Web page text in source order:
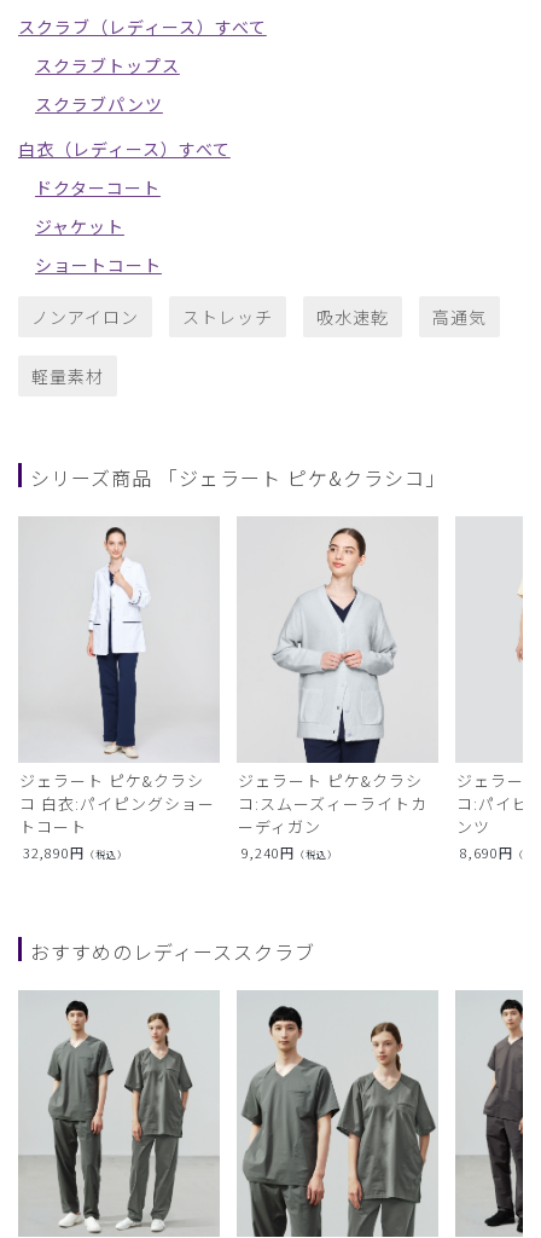
スクラブ（レディース）すべて
スクラブトップス
スクラブパンツ
白衣（レディース）すべて
ドクターコート
ジャケット
ショートコート
ノンアイロン ストレッチ 吸水速乾 高通気
軽量素材
シリーズ商品 「ジェラート ピケ&クラシコ」
ジェラート ピケ&クラシ
コ 白衣:パイピングショー
トコート
32,890円 （税込）
ジェラート ピケ&クラシ
コ:スムーズィーライトカ
ーディガン
9,240円 （税込）
ジェラー
コ:パイピ
ンツ
8,690円 （税
おすすめのレディーススクラブ